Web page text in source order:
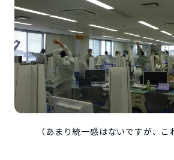
（あまり統一感はないですが、こ